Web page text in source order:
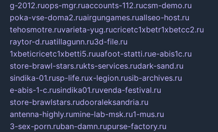
g-2012.ruops-mgr.ruaccounts-112.rucsm-demo.ru
poka-vse-doma2.ruairgungames.ruallseo-host.ru
tehosmotre.ruvarieta-yug.rucricetc1xbetr1xbetcc2.ru
raytor-d.ruatillagunn.ru3d-file.ru
1xbeticricetc1xbetti5.ruuafoot-statti.rue-abis1c.ru
store-brawl-stars.rukts-services.rudark-sand.ru
sindika-01.rusp-life.rux-legion.rusib-archives.ru
e-abis-1-c.rusindika01.ruvenda-festival.ru
store-brawlstars.rudooraleksandria.ru
antenna-highly.rumine-lab-msk.ru1-mus.ru
3-sex-porn.ruban-damn.rupurse-factory.ru